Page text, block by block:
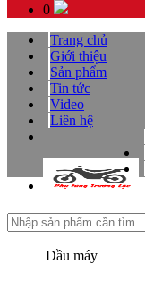
0
Trang chủ
Giới thiệu
Sản phẩm
Tin tức
Video
Liên hệ
Dầu máy